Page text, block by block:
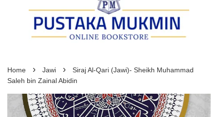
Home › Jawi ›
Siraj Al-Qari (Jawi)- Sheikh Muhammad
Saleh bin Zainal Abidin